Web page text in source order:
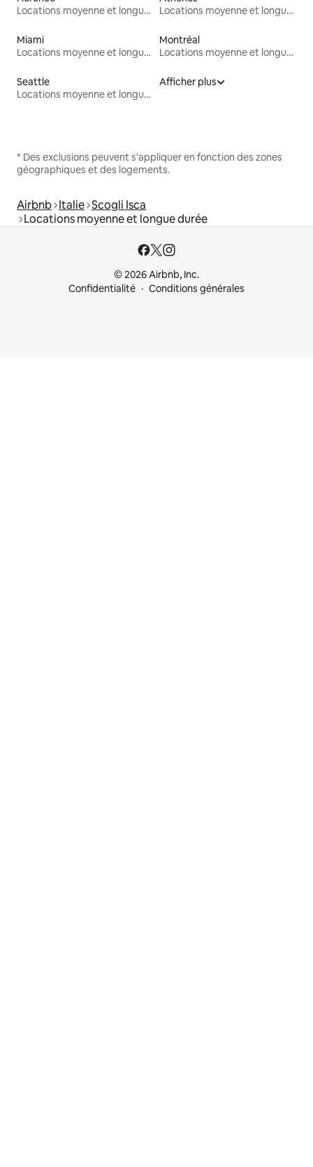
Locations moyenne et longue durée
Locations moyenne et longue durée
Miami
Locations moyenne et longue durée
Montréal
Locations moyenne et longue durée
Seattle
Locations moyenne et longue durée
Afficher plus
* Des exclusions peuvent s'appliquer en fonction des zones
géographiques et des logements.
Airbnb Italie Scogli Isca
Locations moyenne et longue durée
© 2026 Airbnb, Inc.
Confidentialité
Conditions générales